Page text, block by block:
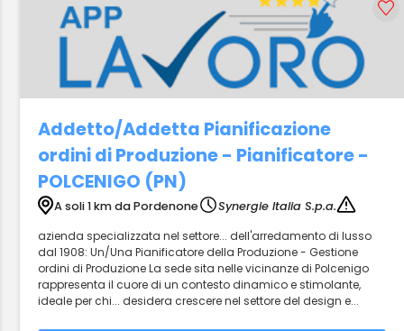
Addetto/Addetta Pianificazione
ordini di Produzione - Pianificatore -
POLCENIGO (PN)
A soli 1 km da Pordenone
Synergie Italia S.p.a.
azienda specializzata nel settore... dell'arredamento di lusso
dal 1908: Un/Una Pianificatore della Produzione - Gestione
ordini di Produzione La sede sita nelle vicinanze di Polcenigo
rappresenta il cuore di un contesto dinamico e stimolante,
ideale per chi... desidera crescere nel settore del design e...